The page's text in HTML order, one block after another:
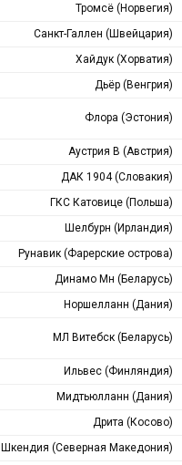
Тромсё (Норвегия)
Санкт-Галлен (Швейцария)
Хайдук (Хорватия)
Дьёр (Венгрия)
Флора (Эстония)
Аустрия В (Австрия)
ДАК 1904 (Словакия)
ГКС Катовице (Польша)
Шелбурн (Ирландия)
Рунавик (Фарерские острова)
Динамо Мн (Беларусь)
Норшелланн (Дания)
МЛ Витебск (Беларусь)
Ильвес (Финляндия)
Мидтьюлланн (Дания)
Дрита (Косово)
Шкендия (Северная Македония)